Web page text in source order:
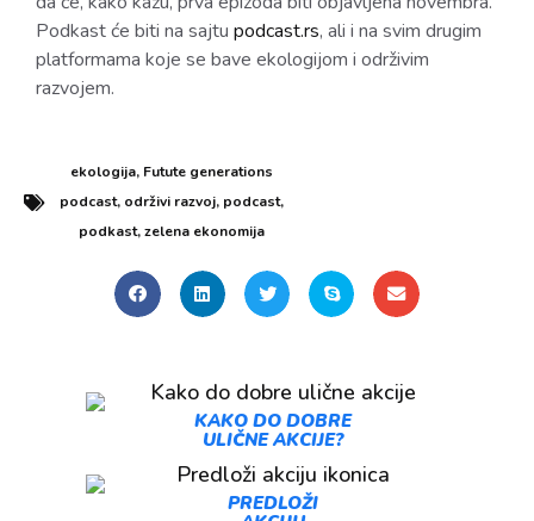
Podkast će biti na sajtu podcast.rs, ali i na svim drugim
platformama koje se bave ekologijom i održivim
razvojem.
ekologija, Futute generations
podcast, održivi razvoj, podcast,
podkast,zelena ekonomija
KAKO DO DOBRE
ULIČNE AKCIJE?
PREDLOŽI